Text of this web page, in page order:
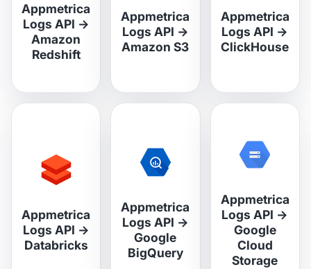
Appmetrica
Logs API →
Amazon
Redshift
Appmetrica
Logs API →
Amazon S3
Appmetrica
Logs API →
ClickHouse
Appmetrica
Logs API →
Databricks
Appmetrica
Logs API →
Google
BigQuery
Appmetrica
Logs API →
Google
Cloud
Storage